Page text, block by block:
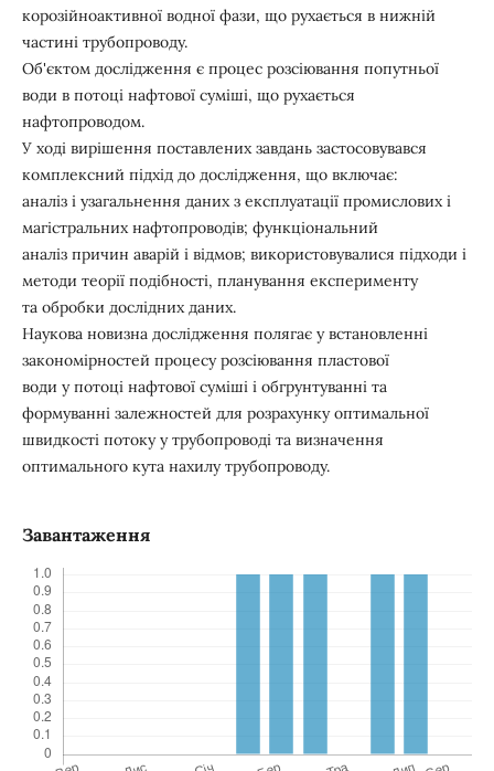
корозійноактивної водної фази, що рухається в нижній
частині трубопроводу.
Об'єктом дослідження є процес розсіювання попутньої
води в потоці нафтової суміші, що рухається
нафтопроводом.
У ході вирішення поставлених завдань застосовувався
комплексний підхід до дослідження, що включає:
аналіз і узагальнення даних з експлуатації промислових і
магістральних нафтопроводів; функціональний
аналіз причин аварій і відмов; використовувалися підходи і
методи теорії подібності, планування експерименту
та обробки дослідних даних.
Наукова новизна дослідження полягає у встановленні
закономірностей процесу розсіювання пластової
води у потоці нафтової суміші і обгрунтуванні та
формуванні залежностей для розрахунку оптимальної
швидкості потоку у трубопроводі та визначення
оптимального кута нахилу трубопроводу.
Завантаження